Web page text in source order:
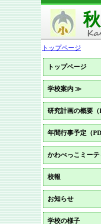
トップページ
トップページ
学校案内 ≫
研究計画の概要（
年間行事予定（
かわべっこミーテ
校報
お知らせ
学校の様子